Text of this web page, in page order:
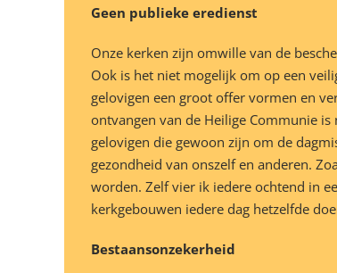
Geen publieke eredienst
Onze kerken zijn omwille van de
Ook is het niet mogelijk om op een
gelovigen een groot offer vormen en
ontvangen van de Heilige Communie
gelovigen die gewoon zijn om de
gezondheid van onszelf en anderen.
worden. Zelf vier ik iedere ochtend in
kerkgebouwen iedere dag hetzelfde
Bestaansonzekerheid